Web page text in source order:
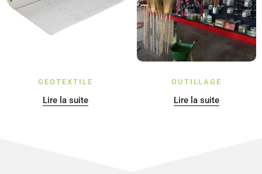
GEOTEXTILE
Lire la suite
OUTILLAGE
Lire la suite